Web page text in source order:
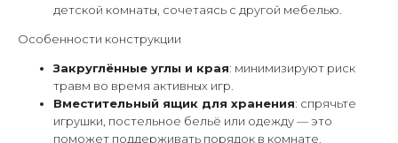
детской комнаты, сочетаясь с другой мебелью.
Особенности конструкции
Закруглённые углы и края: минимизируют риск
травм во время активных игр.
Вместительный ящик для хранения: спрячьте
игрушки, постельное бельё или одежду — это
поможет поддерживать порядок в комнате.